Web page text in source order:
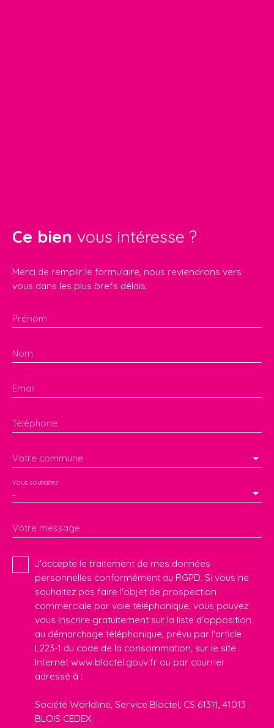
Ce bien vous intéresse ?
Merci de remplir le formulaire, nous reviendrons vers
vous dans les plus brefs délais.
Prénom
Nom
Email
Téléphone
Votre commune
-
Vous souhaitez
Votre message
J'accepte le traitement de mes données
personnelles conformément au RGPD. Si vous ne
souhaitez pas faire l'objet de prospection
commerciale par voie téléphonique, vous pouvez
vous inscrire gratuitement sur la liste d'opposition
au démarchage téléphonique, prévu par l'article
L223-1 du code de la consommation, sur le site
Internet www.bloctel.gouv.fr ou par courrier
adressé à :
Société Worldline, Service Bloctel, CS 61311, 41013
BLOIS CEDEX.